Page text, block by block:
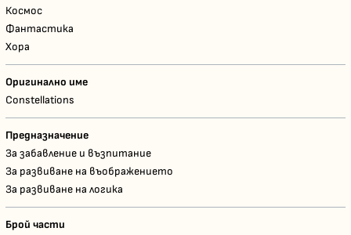
Космос
Фантастика
Хора
Оригинално име
Constellations
Предназначение
За забавление и възпитание
За развиване на въображението
За развиване на логика
Брой части